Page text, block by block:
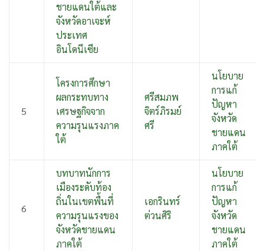
ชายแดนใต้และ
จังหวัดอาเจะห์
ประเทศ
อินโดนีเซีย
5
โครงการศึกษา
ผลกระทบทาง
เศรษฐกิจจาก
ความรุนแรงภาค
ใต้
ศรีสมภพ
จิตร์ภิรมย์
ศรี
นโยบาย
การแก้
ปัญหา
จังหวัด
ชายแดน
ภาคใต้
6
บทบาทนักการ
เมืองระดับท้อง
ถิ่นในเขตพื้นที่
ความรุนแรงของ
จังหวัดชายแดน
ภาคใต้
เอกรินทร์
ต่วนศิริ
นโยบาย
การแก้
ปัญหา
จังหวัด
ชายแดน
ภาคใต้